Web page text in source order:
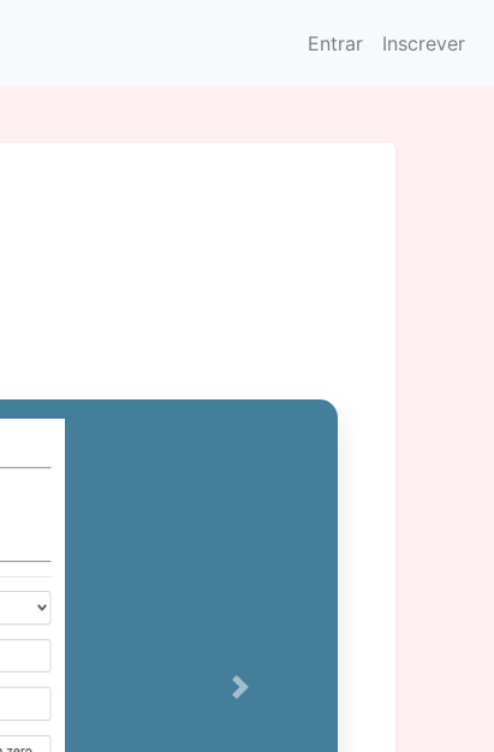
Entrar Inscrever
Next